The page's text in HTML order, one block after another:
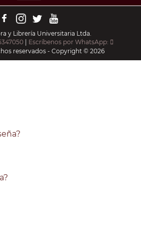
y Librería Universitaria Ltda.
Escríbenos por WhatsApp:
reservados - Copyright © 2026